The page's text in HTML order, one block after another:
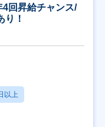
4回昇給チャンス/
り！
以上